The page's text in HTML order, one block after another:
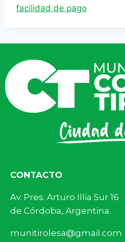
facilidad de pago
CONTACTO
Av. Pres. Arturo Illia
de Córdoba, Argentina.
munitirolesa@gmail.com